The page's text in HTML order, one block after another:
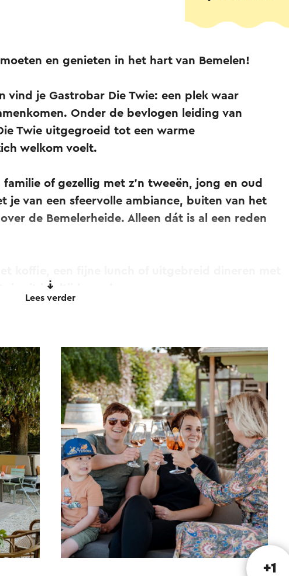
en genieten in het hart van Bemelen!
vind je Gastrobar Die Twie: een plek waar
Onder de bevlogen leiding van
Twie uitgegroeid tot een warme
welkom voelt.
of gezellig met z’n tweeën, jong en oud
je van een sfeervolle ambiance, buiten van het
de Bemelerheide. Alleen dát is al een reden
zit je altijd goed.
team denkt graag mee om er iets bijzonders
maakt het verschil. Samen met de chefs Remco &
om mooie (streek)producten te ontdekken. Deze
weken wisselende kaart die blijft verrassen:
liefde bereid.
de kaart staat? Neem een kijkje op de website
hier ontmoet je elkaar.
Lees verder
+1